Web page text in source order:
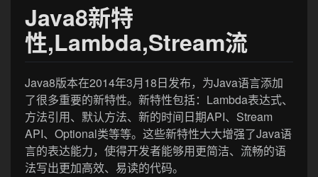
Java8新特
性,Lambda,Stream流
Java8版本在2014年3月18日发布，为Java语言添加
了很多重要的新特性。新特性包括：Lambda表达式、
方法引用、默认方法、新的时间日期API、Stream
API、Optional类等等。这些新特性大大增强了Java语
言的表达能力，使得开发者能够用更简洁、流畅的语
法写出更加高效、易读的代码。